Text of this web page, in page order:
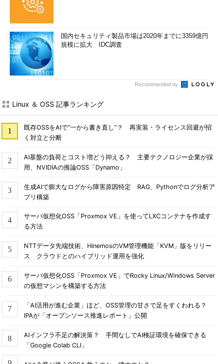
国内セキュリティ製品市場は2020年までに3359億円
規模に拡大 IDC調査
Recommended by
Linux ＆ OSS 記事ランキング
既存OSSをAIで“一から書き直し”？ 再実装・ライセンス回避が招
く対立と分断
AI基盤の負荷とコスト増どう抑える？ 主要テクノロジー企業が採
用、NVIDIAの推論OSS「Dynamo」
生成AIで膨大なログから障害原因特定 RAG、Pythonでログ分析ア
プリ構築
サーバ仮想化OSS「Proxmox VE」を使ってLXCコンテナを作成す
る方法
NTTデータ先端技術、HinemosのVM管理機能「KVM」版をリリー
ス クラウドとのハイブリッド運用を強化
サーバ仮想化OSS「Proxmox VE」でRocky Linux/Windows Server
の仮想マシンを構築する方法
「AI活用が進む企業」ほど、OSS管理の甘さで足をすくわれる？
IPAが「オープンソース推進レポート」公開
AIインフラ不足の解決策？ 手間なしでAI検証環境を確保できる
「Google Colab CLI」